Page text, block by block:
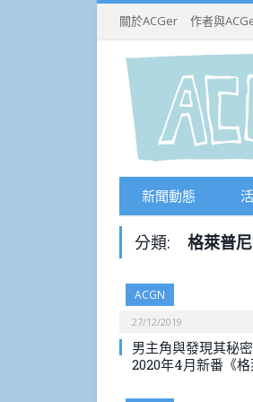
關於ACGer 作者與
新聞動態
分類: 格萊普
ACGN
27/12/2019
男主角與發現其秘
2020年4月新番《